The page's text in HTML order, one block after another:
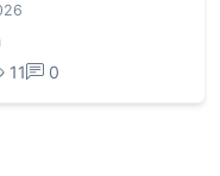
11 0